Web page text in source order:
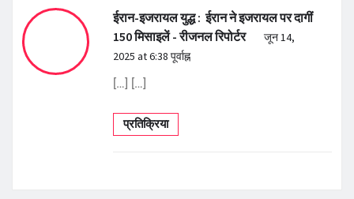
ईरान-इजरायल युद्ध : ईरान ने इजरायल पर दागीं
150 मिसाइलें - रीजनल रिपोर्टर
जून 14,
2025 at 6:38 पूर्वाह्न
[…] […]
प्रतिक्रिया